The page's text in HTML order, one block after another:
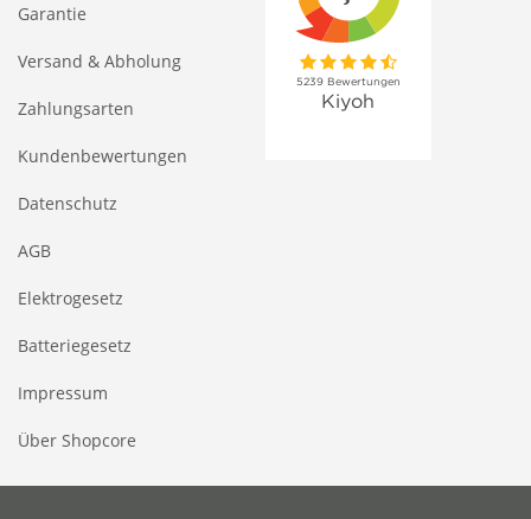
Garantie
Versand & Abholung
Zahlungsarten
Kundenbewertungen
Datenschutz
AGB
Elektrogesetz
Batteriegesetz
Impressum
Über Shopcore